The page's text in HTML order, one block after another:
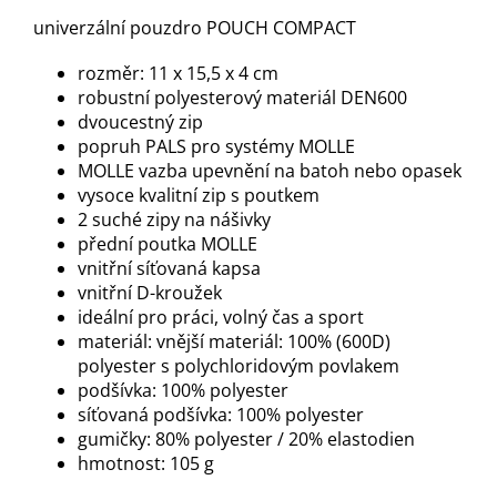
univerzální pouzdro POUCH COMPACT
rozměr: 11 x 15,5 x 4 cm
robustní polyesterový materiál DEN600
dvoucestný zip
popruh PALS pro systémy MOLLE
MOLLE vazba upevnění na batoh nebo opasek
vysoce kvalitní zip s poutkem
2 suché zipy na nášivky
přední poutka MOLLE
vnitřní síťovaná kapsa
vnitřní D-kroužek
ideální pro práci, volný čas a sport
materiál: vnější materiál: 100% (600D)
polyester s polychloridovým povlakem
podšívka: 100% polyester
síťovaná podšívka: 100% polyester
gumičky: 80% polyester / 20% elastodien
hmotnost: 105 g